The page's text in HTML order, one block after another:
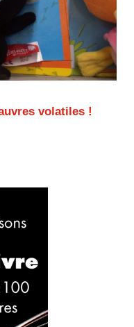
volatiles !